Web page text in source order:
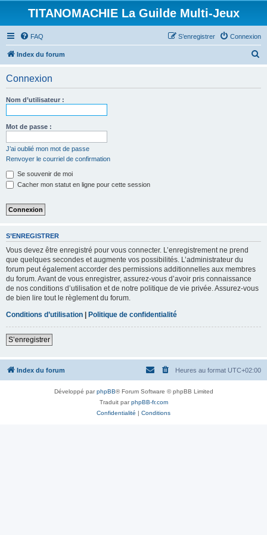
TITANOMACHIE La Guilde Multi-Jeux
FAQ Connexion
S’enregistrer
Index du forum
Connexion
Nom d’utilisateur :
Mot de passe :
J’ai oublié mon mot de passe
Renvoyer le courriel de confirmation
Se souvenir de moi
Cacher mon statut en ligne pour cette session
S’ENREGISTRER
Vous devez être enregistré pour vous connecter. L’enregistrement ne prend
que quelques secondes et augmente vos possibilités. L’administrateur du
forum peut également accorder des permissions additionnelles aux membres
du forum. Avant de vous enregistrer, assurez-vous d’avoir pris connaissance
de nos conditions d’utilisation et de notre politique de vie privée. Assurez-vous
de bien lire tout le règlement du forum.
Conditions d’utilisation | Politique de confidentialité
S’enregistrer
Index du forum Heures au format UTC+02:00
Développé parphpBB® Forum Software © phpBB Limited
Traduit parphpBB-fr.com
Confidentialité | Conditions